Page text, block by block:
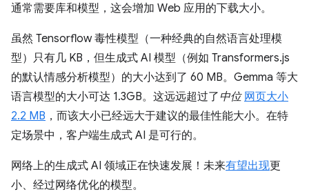
通常需要库和模型，这会增加 Web 应用的下载大小。
虽然 Tensorflow 毒性模型（一种经典的自然语言处理模
型）只有几 KB，但生成式 AI 模型（例如 Transformers.js
的默认情感分析模型）的大小达到了 60 MB。Gemma 等大
语言模型的大小可达 1.3GB。这远远超过了 中位 网页大小
2.2 MB ，而该大小已经远大于建议的最佳性能大小。在特
定场景中，客户端生成式 AI 是可行的。
网络上的生成式 AI 领域正在快速发展！未来有望出现更
小、经过网络优化的模型。